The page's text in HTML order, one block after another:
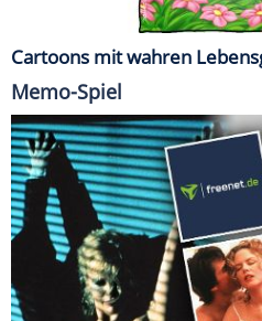
Cartoons mit wahren
Memo-Spiel